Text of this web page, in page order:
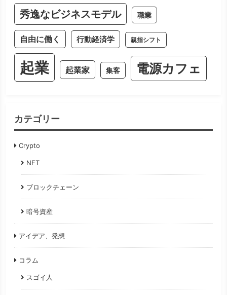
秀逸なビジネスモデル 職業
自由に働く 行動経済学 親指シフト
起業 起業家 集客 電源カフェ
カテゴリー
Crypto
NFT
ブロックチェーン
暗号資産
アイデア、発想
コラム
スゴイ人